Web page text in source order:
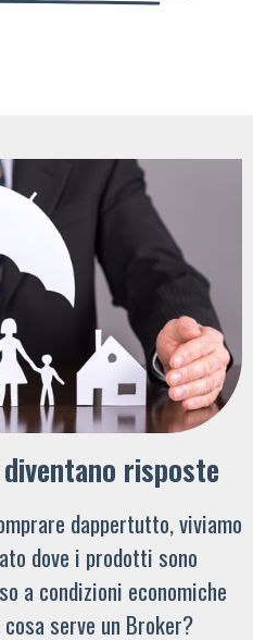
risposte
dappertutto, viviamo
dove i prodotti sono
a condizioni economiche
serve un Broker?